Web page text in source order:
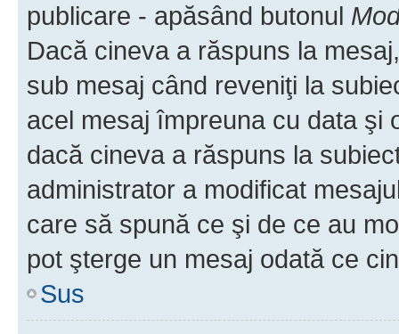
publicare - apăsând butonul
Dacă cineva a răspuns la
sub mesaj când reveniţi la
acel mesaj împreuna cu data şi
dacă cineva a răspuns la
administrator a modificat
care să spună ce şi de ce au
pot şterge un mesaj odată ce
Sus